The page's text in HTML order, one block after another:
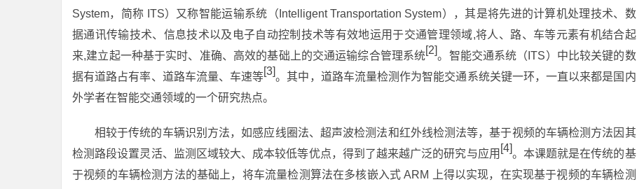
System，简称 ITS）又称智能运输系统（Intelligent Transportation System），其是将先进的计算机处理技术、数
据通讯传输技术、信息技术以及电子自动控制技术等有效地运用于交通管理领域,将人、路、车等元素有机结合起
来,建立起一种基于实时、准确、高效的基础上的交通运输综合管理系统[2]。智能交通系统（ITS）中比较关键的数
据有道路占有率、道路车流量、车速等[3]。其中，道路车流量检测作为智能交通系统关键一环，一直以来都是国内
外学者在智能交通领域的一个研究热点。
相较于传统的车辆识别方法，如感应线圈法、超声波检测法和红外线检测法等，基于视频的车辆检测方法因其
检测路段设置灵活、监测区域较大、成本较低等优点，得到了越来越广泛的研究与应用 [4]。本课题就是在传统的基
于视频的车辆检测方法的基础上，将车流量检测算法在多核嵌入式 ARM 上得以实现，在实现基于视频的车辆检测